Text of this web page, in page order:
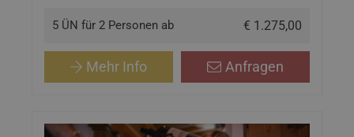
5 ÜN für 2 Personen ab € 1.275,00
Mehr Info Anfragen